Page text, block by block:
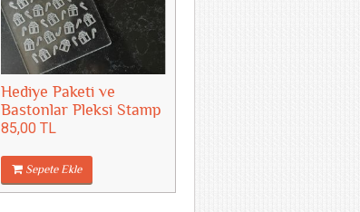
Hediye Paketi ve
Bastonlar Pleksi Stamp
85,00 TL
Sepete Ekle